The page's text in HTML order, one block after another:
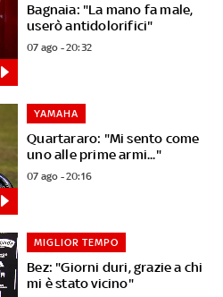
Bagnaia: "La mano fa male,
userò antidolorifici"
07 ago - 20:32
Quartararo: "Mi sento come
uno alle prime armi..."
YAMAHA
07 ago - 20:16
Bez: "Giorni duri, grazie a chi
mi è stato vicino"
MIGLIOR TEMPO